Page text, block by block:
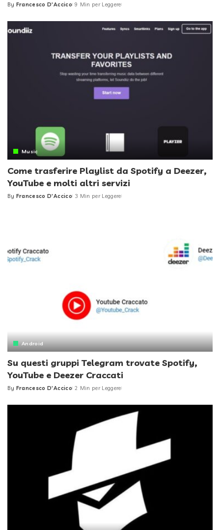
Posted
By Francesco D'Accico 9 Min per Leggere
Music
Come trasferire Playlist da Spotify a Deezer,
YouTube e molti altri servizi
Posted
By Francesco D'Accico 3 Min per Leggere
Android
Su questi gruppi Telegram trovate Spotify,
YouTube e Deezer Craccati
Posted
By Francesco D'Accico 2 Min per Leggere